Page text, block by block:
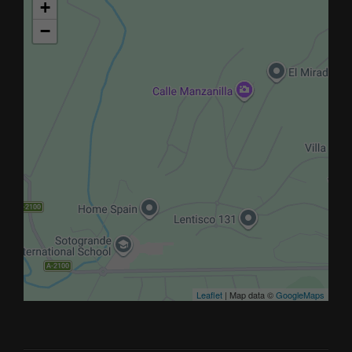
+
−
Leaflet | Map data ©GoogleMaps